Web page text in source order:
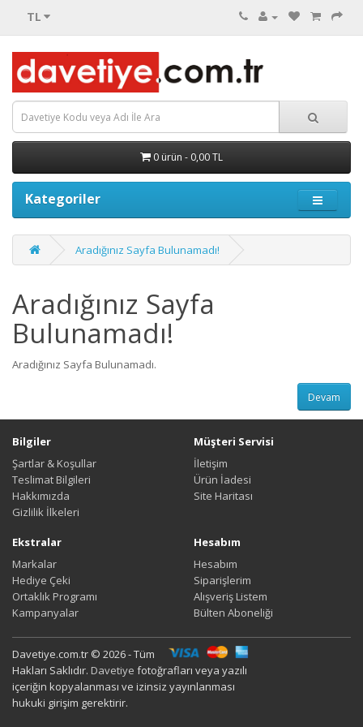
TL
0 ürün - 0,00 TL
Kategoriler
Aradığınız Sayfa Bulunamadı!
Aradığınız Sayfa
Bulunamadı!
Aradığınız Sayfa Bulunamadı.
Devam
Bilgiler
Şartlar & Koşullar
Teslimat Bilgileri
Hakkımızda
Gizlilik İlkeleri
Müşteri Servisi
İletişim
Ürün İadesi
Site Haritası
Ekstralar
Markalar
Hediye Çeki
Ortaklık Programı
Kampanyalar
Hesabım
Hesabım
Siparişlerim
Alışveriş Listem
Bülten Aboneliği
Davetiye.com.tr © 2026 - Tüm
Hakları Saklıdır. Davetiye fotoğrafları veya yazılı
içeriğin kopyalanması ve izinsiz yayınlanması
hukuki girişim gerektirir.